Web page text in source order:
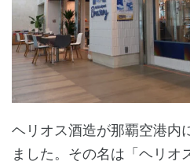
ヘリオス酒造が那覇空港内
ました。その名は「ヘリオ